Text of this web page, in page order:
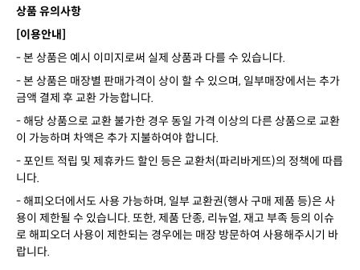
상품 유의사항
[이용안내]
- 본 상품은 예시 이미지로써 실제 상품과 다를 수 있습니다.
- 본 상품은 매장별 판매가격이 상이 할 수 있으며, 일부매장에서는 추가
금액 결제 후 교환 가능합니다.
- 해당 상품으로 교환 불가한 경우 동일 가격 이상의 다른 상품으로 교환
이 가능하며 차액은 추가 지불하여야 합니다.
- 포인트 적립 및 제휴카드 할인 등은 교환처(파리바게뜨)의 정책에 따릅
니다.
- 해피오더에서도 사용 가능하며, 일부 교환권(행사 구매 제품 등)은 사
용이 제한될 수 있습니다. 또한, 제품 단종, 리뉴얼, 재고 부족 등의 이슈
로 해피오더 사용이 제한되는 경우에는 매장 방문하여 사용해주시기 바
랍니다.